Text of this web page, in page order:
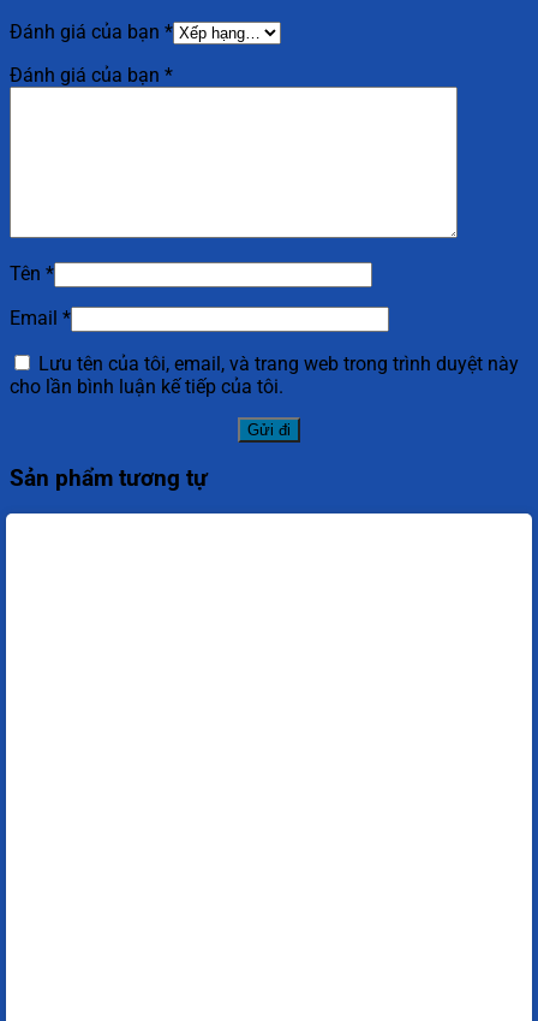
Đánh giá của bạn *
Đánh giá của bạn *
Tên *
Email *
Lưu tên của tôi, email, và trang web trong trình duyệt này
cho lần bình luận kế tiếp của tôi.
Sản phẩm tương tự